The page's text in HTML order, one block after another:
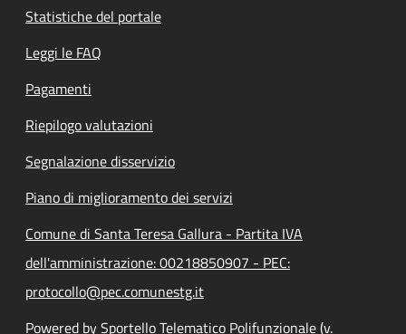
Statistiche del portale
Leggi le FAQ
Pagamenti
Riepilogo valutazioni
Segnalazione disservizio
Piano di miglioramento dei servizi
Comune di Santa Teresa Gallura - Partita IVA
dell'amministrazione: 00218850907 - PEC:
protocollo@pec.comunestg.it
Powered by Sportello Telematico Polifunzionale (v.